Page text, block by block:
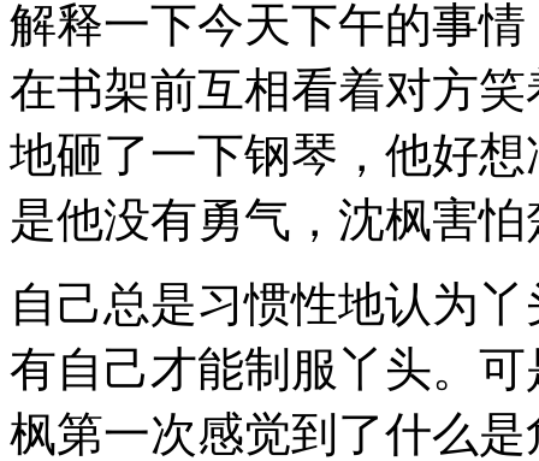
解释一下今天下午的事
在书架前互相看着对方
地砸了一下钢琴，他好
是他没有勇气，沈枫害
自己总是习惯性地认为
有自己才能制服丫头。
枫第一次感觉到了什么